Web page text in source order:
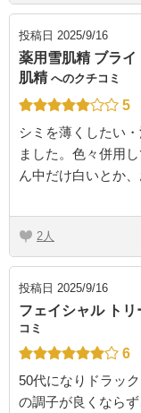
投稿日 2025/9/16
薬用雪肌精 ブラ
肌精 へのクチコミ
5
シミを薄くしたい
ました。色々併用
ん中だけ白いとか
2
投稿日 2025/9/16
フェイシャル トリ
コミ
6
50代になりドラッ
の調子が良くなら